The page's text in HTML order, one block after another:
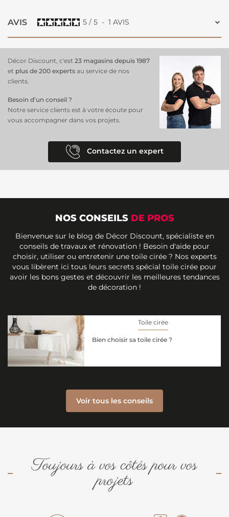
AVIS 5 / 5 - 1 AVIS
Décor Discount, c'est 23 magasins depuis 1987
et plus de 200 experts au service de nos
clients.
Besoin d’un conseil ?
Notre service clients est à votre écoute pour
vous accompagner dans vos projets.
Contactez un expert
NOS CONSEILS DE PROS
Bienvenue sur le blog de Décor Discount, spécialiste en
conseils de travaux et rénovation ! Besoin d'aide pour
choisir, utiliser ou entretenir une toile cirée ? Nos experts
vous libèrent ici tous leurs secrets spécial toile cirée pour
avoir les bons gestes et découvrir les meilleures tendances
de décoration !
Toile cirée
Bien choisir sa toile cirée ?
Voir tous les conseils
Toujours à vos côtés pour vos
projets